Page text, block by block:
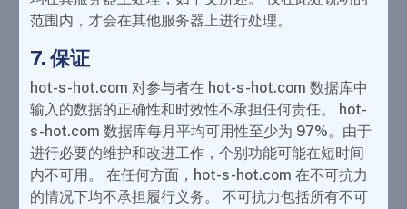
范围内，才会在其他服务器上进行处理。
7. 保证
hot-s-hot.com 对参与者在 hot-s-hot.com 数据库中
输入的数据的正确性和时效性不承担任何责任。 hot-
s-hot.com 数据库每月平均可用性至少为 97%。由于
进行必要的维护和改进工作，个别功能可能在短时间
内不可用。 在任何方面，hot-s-hot.com 在不可抗力
的情况下均不承担履行义务。 不可抗力包括所有不可